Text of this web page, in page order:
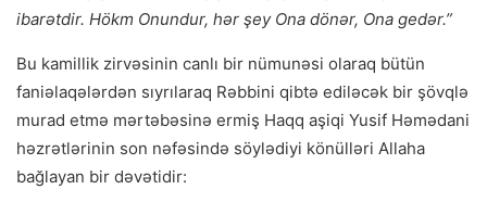
ibarətdir. Hökm Onundur, hər şey Ona dönər, Ona gedər.”
Bu kamillik zirvəsinin canlı bir nümunəsi olaraq bütün
faniəlaqələrdən sıyrılaraq Rəbbini qibtə ediləcək bir şövqlə
murad etmə mərtəbəsinə ermiş Haqq aşiqi Yusif Həmədani
həzrətlərinin son nəfəsində söylədiyi könülləri Allaha
bağlayan bir dəvətidir: